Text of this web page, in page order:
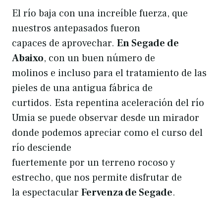
El río baja con una increíble fuerza, que
nuestros antepasados fueron
capaces de aprovechar. En Segade de
Abaixo, con un buen número de
molinos e incluso para el tratamiento de las
pieles de una antigua fábrica de
curtidos. Esta repentina aceleración del río
Umia se puede observar desde un mirador
donde podemos apreciar como el curso del
río desciende
fuertemente por un terreno rocoso y
estrecho, que nos permite disfrutar de
la espectacular Fervenza de Segade.